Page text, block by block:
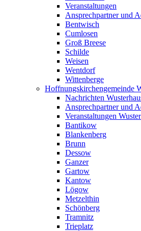
Veranstaltungen
Ansprechpartner und
Bentwisch
Cumlosen
Groß Breese
Schilde
Weisen
Wentdorf
Wittenberge
Hoffnungskirchengemeinde
Nachrichten
Ansprechpartner und
Veranstaltungen
Bantikow
Blankenberg
Brunn
Dessow
Ganzer
Gartow
Kantow
Lögow
Metzelthin
Schönberg
Tramnitz
Trieplatz